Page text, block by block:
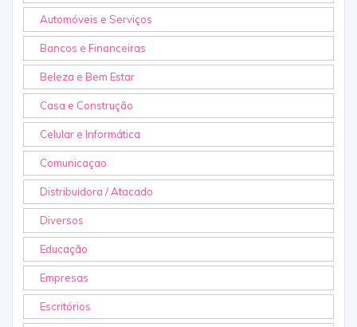
Automóveis e Serviços
Bancos e Financeiras
Beleza e Bem Estar
Casa e Construção
Celular e Informática
Comunicaçao
Distribuidora / Atacado
Diversos
Educação
Empresas
Escritórios